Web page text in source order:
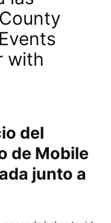
with
del
de Mobile
junto a